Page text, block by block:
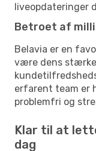
liveopdateringer
Betroet af
Belavia er en
være dens
erfarent team er
problemfri og
Klar til at
dag